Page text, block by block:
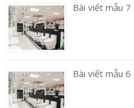
Bài viết mẫu 7
Bài viết mẫu 6